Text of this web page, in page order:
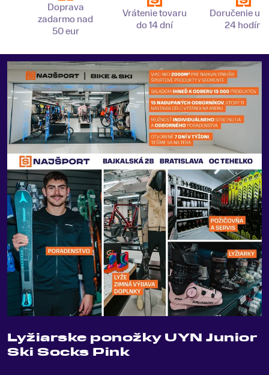
Doprava
zadarmo nad
50 eur
Vrátenie tovaru
do 14 dní
Doručenie už
24 hodín
Lyžiarske ponožky UYN Junior
Ski Socks Pink